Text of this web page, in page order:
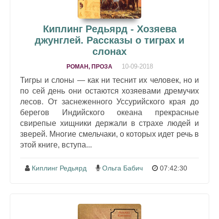
Киплинг Редьярд - Хозяева
джунглей. Рассказы о тиграх и
слонах
РОМАН, ПРОЗА 10-09-2018
Тигры и слоны — как ни теснит их человек, но и
по сей день они остаются хозяевами дремучих
лесов. От заснеженного Уссурийского края до
берегов Индийского океана прекрасные
свирепые хищники держали в страхе людей и
зверей. Многие смельчаки, о которых идет речь в
этой книге, вступа...
Киплинг Редьярд Ольга Бабич 07:42:30